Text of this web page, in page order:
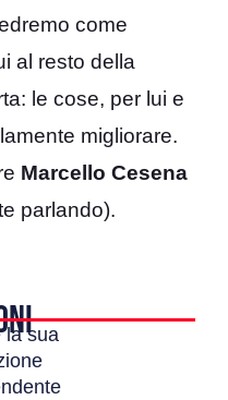
come
al resto della
le cose, per lui e
migliorare.
Marcello Cesena
parlando).
la sua